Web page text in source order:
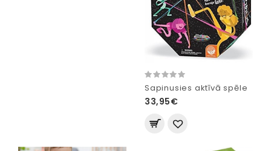
Sapinusies aktīvā spēle
33,95€